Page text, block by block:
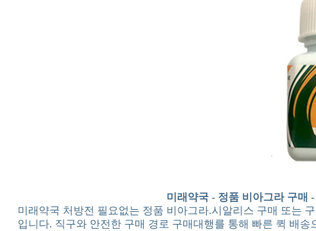
미래약국 - 정품 비아그라 구매
미래약국 처방전 필요없는 정품 비아그라.시알리스 구매 또는
입니다. 직구와 안전한 구매 경로 구매대행를 통해 빠른 퀵 배